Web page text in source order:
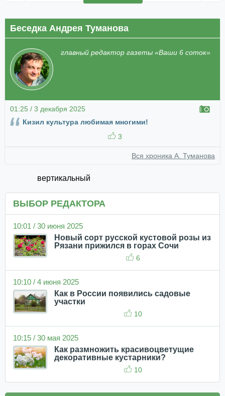
Беседка Андрея Туманова
главный редактор газеты «Ваши 6 соток»
01:25 / 3 декабря 2025
Кизил культура любимая многими!
3
Вся хроника А. Туманова
вертикальный
ВЫБОР РЕДАКТОРА
10:01 / 30 июня 2025
Новый сорт русской кустовой розы из
Рязани прижился в горах Сочи
6
10:10 / 4 июня 2025
Как в России появились садовые
участки
10
10:15 / 30 мая 2025
Как размножить красивоцветущие
декоративные кустарники?
10